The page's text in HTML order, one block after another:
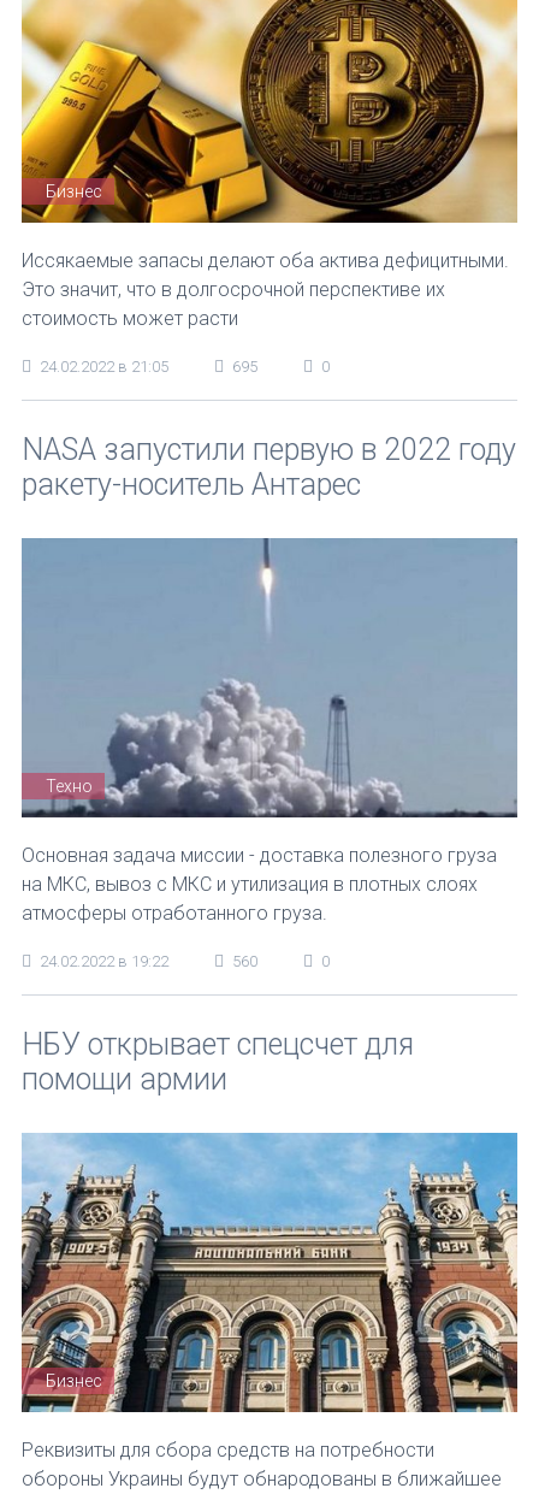
Бизнес
Иссякаемые запасы делают оба актива дефицитными.
Это значит, что в долгосрочной перспективе их
стоимость может расти
24.02.2022 в 21:05 695 0
NASA запустили первую в 2022 году
ракету-носитель Антарес
Техно
Основная задача миссии - доставка полезного груза
на МКС, вывоз с МКС и утилизация в плотных слоях
атмосферы отработанного груза.
24.02.2022 в 19:22 560 0
НБУ открывает спецсчет для
помощи армии
Бизнес
Реквизиты для сбора средств на потребности
обороны Украины будут обнародованы в ближайшее